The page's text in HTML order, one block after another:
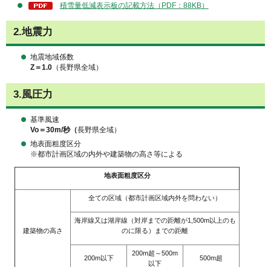
積雪量低減表示板の記載方法（PDF：88KB）
2.地震力
地震地域係数
Z＝1.0 （長野県全域）
3.風圧力
基準風速
Vo＝30m/秒（長野県全域）
地表面粗度区分
※都市計画区域の内外や建築物の高さ等による
地表面粗度区分
建築物の高さ
全ての区域（都市計画区域内外を問わない）
海岸線又は湖岸線（対岸までの距離が1,500m以上のも
のに限る）までの距離
200m以下
200m超～500m
以下
500m超